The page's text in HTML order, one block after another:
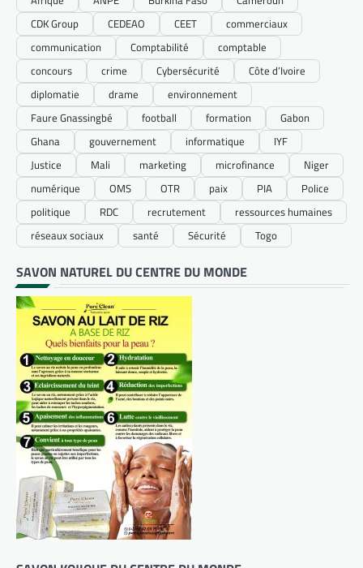
CDK Group
CEDEAO CEET
commerciaux
communication
Comptabilité
comptable
concours
crime Cybersécurité
Côte d’Ivoire
diplomatie
drame
environnement
Faure Gnassingbé
football formation
Gabon
Ghana
gouvernement informatique
IYF
Justice
Mali marketing microfinance
Niger
numérique
OMS OTR paix PIA
Police
politique
RDC recrutement
ressources humaines
réseaux sociaux
santé Sécurité Togo
SAVON NATUREL DU CENTRE DU MONDE